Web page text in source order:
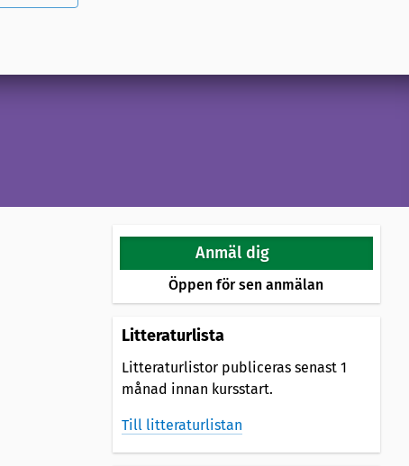
Anmäl dig
Öppen för sen anmälan
Litteraturlista
Litteraturlistor publiceras senast 1
månad innan kursstart.
Till litteraturlistan